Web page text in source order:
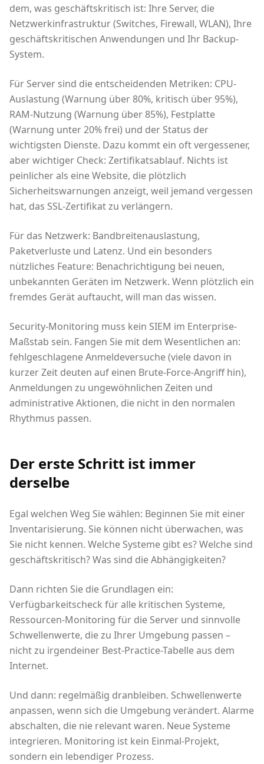
dem, was geschäftskritisch ist: Ihre Server, die
Netzwerkinfrastruktur (Switches, Firewall, WLAN), Ihre
geschäftskritischen Anwendungen und Ihr Backup-
System.
Für Server sind die entscheidenden Metriken: CPU-
Auslastung (Warnung über 80%, kritisch über 95%),
RAM-Nutzung (Warnung über 85%), Festplatte
(Warnung unter 20% frei) und der Status der
wichtigsten Dienste. Dazu kommt ein oft vergessener,
aber wichtiger Check: Zertifikatsablauf. Nichts ist
peinlicher als eine Website, die plötzlich
Sicherheitswarnungen anzeigt, weil jemand vergessen
hat, das SSL-Zertifikat zu verlängern.
Für das Netzwerk: Bandbreitenauslastung,
Paketverluste und Latenz. Und ein besonders
nützliches Feature: Benachrichtigung bei neuen,
unbekannten Geräten im Netzwerk. Wenn plötzlich ein
fremdes Gerät auftaucht, will man das wissen.
Security-Monitoring muss kein SIEM im Enterprise-
Maßstab sein. Fangen Sie mit dem Wesentlichen an:
fehlgeschlagene Anmeldeversuche (viele davon in
kurzer Zeit deuten auf einen Brute-Force-Angriff hin),
Anmeldungen zu ungewöhnlichen Zeiten und
administrative Aktionen, die nicht in den normalen
Rhythmus passen.
Der erste Schritt ist immer
derselbe
Egal welchen Weg Sie wählen: Beginnen Sie mit einer
Inventarisierung. Sie können nicht überwachen, was
Sie nicht kennen. Welche Systeme gibt es? Welche sind
geschäftskritisch? Was sind die Abhängigkeiten?
Dann richten Sie die Grundlagen ein:
Verfügbarkeitscheck für alle kritischen Systeme,
Ressourcen-Monitoring für die Server und sinnvolle
Schwellenwerte, die zu Ihrer Umgebung passen –
nicht zu irgendeiner Best-Practice-Tabelle aus dem
Internet.
Und dann: regelmäßig dranbleiben. Schwellenwerte
anpassen, wenn sich die Umgebung verändert. Alarme
abschalten, die nie relevant waren. Neue Systeme
integrieren. Monitoring ist kein Einmal-Projekt,
sondern ein lebendiger Prozess.